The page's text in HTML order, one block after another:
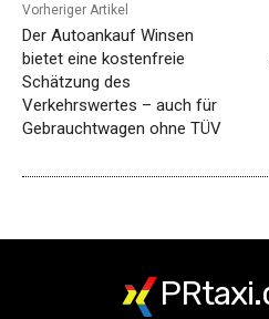
Vorheriger Artikel
Der Autoankauf Winsen
bietet eine kostenfreie
Schätzung des
Verkehrswertes – auch für
Gebrauchtwagen ohne TÜV